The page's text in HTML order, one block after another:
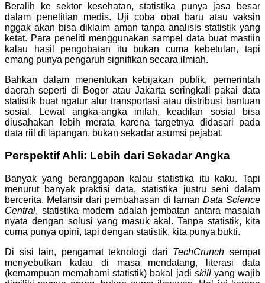
Beralih ke sektor kesehatan, statistika punya jasa besar
dalam penelitian medis. Uji coba obat baru atau vaksin
nggak akan bisa diklaim aman tanpa analisis statistik yang
ketat. Para peneliti menggunakan sampel data buat mastiin
kalau hasil pengobatan itu bukan cuma kebetulan, tapi
emang punya pengaruh signifikan secara ilmiah.
Bahkan dalam menentukan kebijakan publik, pemerintah
daerah seperti di Bogor atau Jakarta seringkali pakai data
statistik buat ngatur alur transportasi atau distribusi bantuan
sosial. Lewat angka-angka inilah, keadilan sosial bisa
diusahakan lebih merata karena targetnya didasari pada
data riil di lapangan, bukan sekadar asumsi pejabat.
Perspektif Ahli: Lebih dari Sekadar Angka
Banyak yang beranggapan kalau statistika itu kaku. Tapi
menurut banyak praktisi data, statistika justru seni dalam
bercerita. Melansir dari pembahasan di laman Data Science
Central, statistika modern adalah jembatan antara masalah
nyata dengan solusi yang masuk akal. Tanpa statistik, kita
cuma punya opini, tapi dengan statistik, kita punya bukti.
Di sisi lain, pengamat teknologi dari TechCrunch sempat
menyebutkan kalau di masa mendatang, literasi data
(kemampuan memahami statistik) bakal jadi skillyang wajib